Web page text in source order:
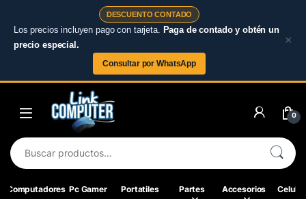
DESCUENTO CONTADO
Los precios incluyen pago con tarjeta. Paga de contado y obtén un
precio especial.
Consultar por WhatsApp
×
Skip to navigation
0
Buscar por:
Computadores Pc Gamer Portatiles Partes Accesorios